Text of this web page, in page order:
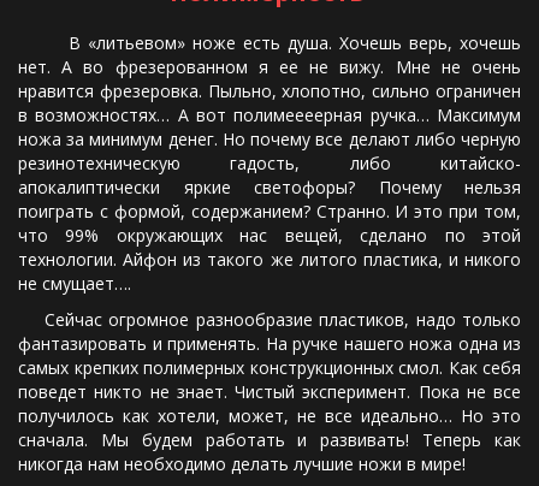
В «литьевом» ноже есть душа. Хочешь верь, хочешь
нет. А во фрезерованном я ее не вижу. Мне не очень
нравится фрезеровка. Пыльно, хлопотно, сильно ограничен
в возможностях… А вот полимеееерная ручка… Максимум
ножа за минимум денег. Но почему все делают либо черную
резинотехническую гадость, либо китайско-
апокалиптически яркие светофоры? Почему нельзя
поиграть с формой, содержанием? Странно. И это при том,
что 99% окружающих нас вещей, сделано по этой
технологии. Айфон из такого же литого пластика, и никого
не смущает….
Сейчас огромное разнообразие пластиков, надо только
фантазировать и применять. На ручке нашего ножа одна из
самых крепких полимерных конструкционных смол. Как себя
поведет никто не знает. Чистый эксперимент. Пока не все
получилось как хотели, может, не все идеально… Но это
сначала. Мы будем работать и развивать! Теперь как
никогда нам необходимо делать лучшие ножи в мире!